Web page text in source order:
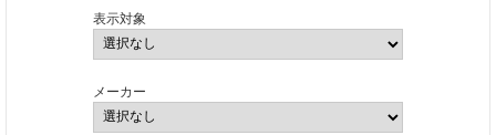
表示対象
メーカー